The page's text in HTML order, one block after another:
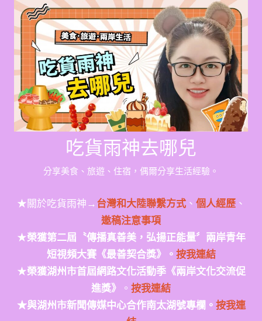
Skip
content
吃貨雨神去哪兒
分享美食、旅遊、住宿，偶爾分享生活經驗。
★關於吃貨雨神→台灣和大陸聯繫方式、 個人經歷、
邀稿注意事項
★榮獲第二屆〝傳播真善美，弘揚正能量〞兩岸青年
短視頻大賽《最善契合獎》。 按我連結
★榮獲湖州市首屆網路文化活動季《兩岸文化交流促
進獎》
。 按我連結
★與湖州市新聞傳媒中心合作南太湖號專欄。 按我連